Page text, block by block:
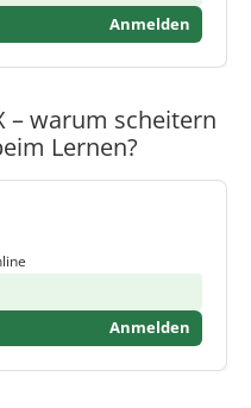
Anmelden
– warum scheitern
Lernen?
Anmelden